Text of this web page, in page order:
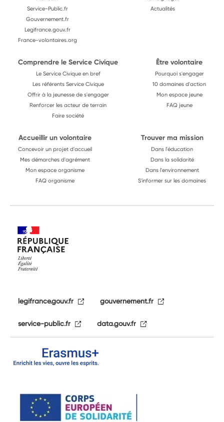
Service-Public.fr
Gouvernement.fr
Legifrance.gouv.fr
France-volontaires.org
Actualités
Comprendre le Service Civique
Le Service Civique en bref
Les référents Service Civique
Offrir à la jeunesse de s'engager
Renforcer les acteur de terrain
Faire société
Être volontaire
Pourquoi s'engager
10 domaines d'action
Mon espace jeune
FAQ jeune
Accueillir un volontaire
Concevoir un projet d'accueil
Mes démarches d'agrément
Mon espace organisme
FAQ organisme
Trouver ma mission
Dans l'éducation
Dans la solidarité
Dans l'environnement
S'informer sur les domaines
legifrance.gouv.fr gouvernement.fr
service-public.fr data.gouv.fr